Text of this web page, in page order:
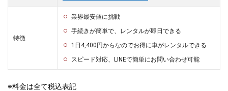
特徴
業界最安値に挑戦
手続きが簡単で、レンタルが即日できる
1日4,400円からなのでお得に車がレンタルできる
スピード対応、LINEで簡単にお問い合わせ可能
※料金は全て税込表記